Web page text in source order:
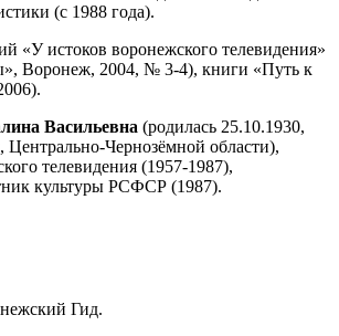
(с 1988 года).
«У истоков воронежского телевидения»
Воронеж, 2004, № 3-4), книги «Путь к
Васильевна (родилась 25.10.1930,
Центрально-Чернозёмной области),
телевидения (1957-1987),
культуры РСФСР (1987).
Гид.